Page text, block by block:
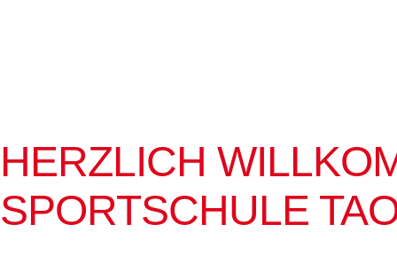
HERZLICH
SPORTSCHULE